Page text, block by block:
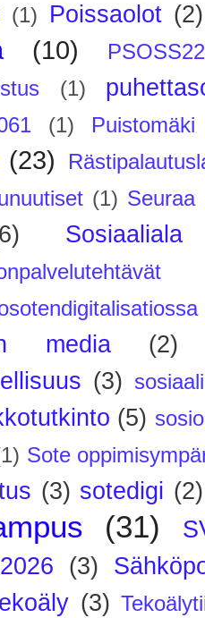
(1) Poissaolot (2)
(10)
(1)
(1)
(23)
(1) Seuraa
Sosiaaliala
media
(2)
(3)
(5)
Sote
(3) sotedigi (2)
(31)
(3)
(3)